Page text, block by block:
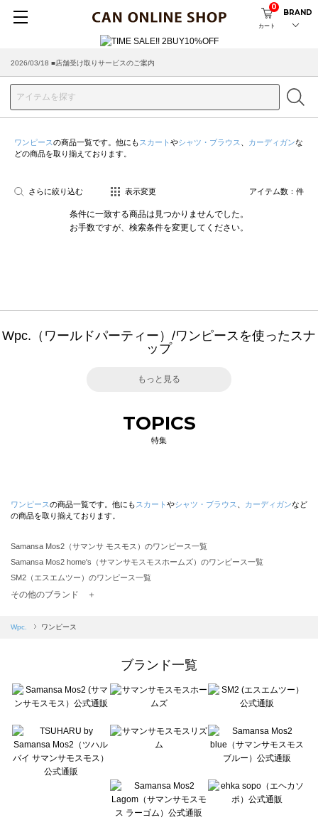
カート
0
BRAND
2026/03/18 ■店舗受け取りサービスのご案内
ワンピースの商品一覧です。他にも スカート やシャツ・ブラウス カーディガンな
どの商品を取り揃えております。
さらに絞り込む 表示変更 アイテム数： 件
条件に一致する商品は見つかりませんでした。
お手数ですが、検索条件を変更してください。
Wpc.（ワールドパーティー）/ワンピースを使ったスナ
ップ
もっと見る
TOPICS
特集
ワンピースの商品一覧です。他にも スカート やシャツ・ブラウス カーディガンなど
の商品を取り揃えております。
Samansa Mos2（サマンサ モスモス）のワンピース一覧
Samansa Mos2 home's（サマンサモスモスホームズ）のワンピース一覧
SM2（エスエムツー）のワンピース一覧
TSUHARU by Samansa Mos2（ツハルバイサマンサモスモス）のワンピース一覧
Samansa Mos2 blue（サマンサモスモス ブルー）のワンピース一覧
sō4ū（ソウフォーユー）のワンピース一覧
Te chichi（テチチ）のワンピース一覧
Te chichi CLASSIC（テチチ クラシック）のワンピース一覧
Lugnoncure（ルノンキュール）のワンピース一覧
BETTY'S BLUE（べティーズブルー）のワンピース一覧
Wpc.（ワールドパーティー）のワンピース一覧
その他のブランド ＋
Wpc. ワンピース
ブランド一覧